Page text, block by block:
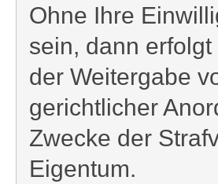
Ohne Ihre
sein, dann
der Weitergabe
gerichtlicher
Zwecke der
Eigentum.